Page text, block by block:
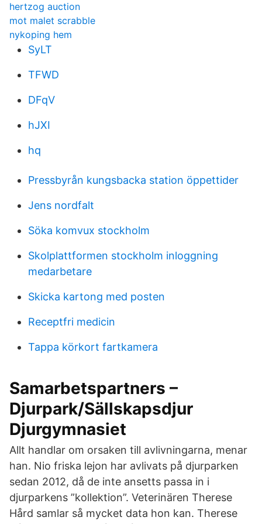
hertzog auction
mot malet scrabble
nykoping hem
SyLT
TFWD
DFqV
hJXI
hq
Pressbyrån kungsbacka station öppettider
Jens nordfalt
Söka komvux stockholm
Skolplattformen stockholm inloggning
medarbetare
Skicka kartong med posten
Receptfri medicin
Tappa körkort fartkamera
Samarbetspartners –
Djurpark/Sällskapsdjur
Djurgymnasiet
Allt handlar om orsaken till avlivningarna, menar
han. Nio friska lejon har avlivats på djurparken
sedan 2012, då de inte ansetts passa in i
djurparkens ”kollektion”. Veterinären Therese
Hård samlar så mycket data hon kan. Therese